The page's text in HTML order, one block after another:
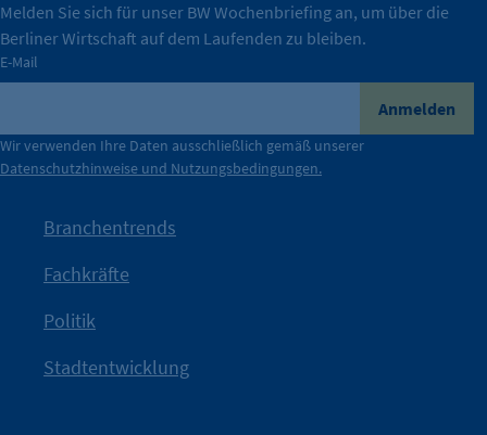
Nach einer aufmerksamkeitsstarken Teaserphase geht die
Kampagne der IHK Berlin in die nächste Stufe. Mit
IHK?“wurde bewusst Neugier geweckt und Gespräche
mit Haltung.
Die Unternehmer stehen stellvertretend für die Vielfalt
der Berliner Wirtschaft.
Durch ihre Perspektiven wird deutlich, was der Claim
konkret bedeutet – und wie die IHK Berlin Unternehmen
tatsächlich unterstützt.
Melden Sie sich für unser BW Wochenbriefing an, um über die
Berliner Wirtschaft auf dem Laufenden zu bleiben.
E-Mail
Anmelden
Wir verwenden Ihre Daten ausschließlich gemäß unserer
Datenschutzhinweise und Nutzungsbedingungen.
Branchentrends
Fachkräfte
Politik
Stadtentwicklung